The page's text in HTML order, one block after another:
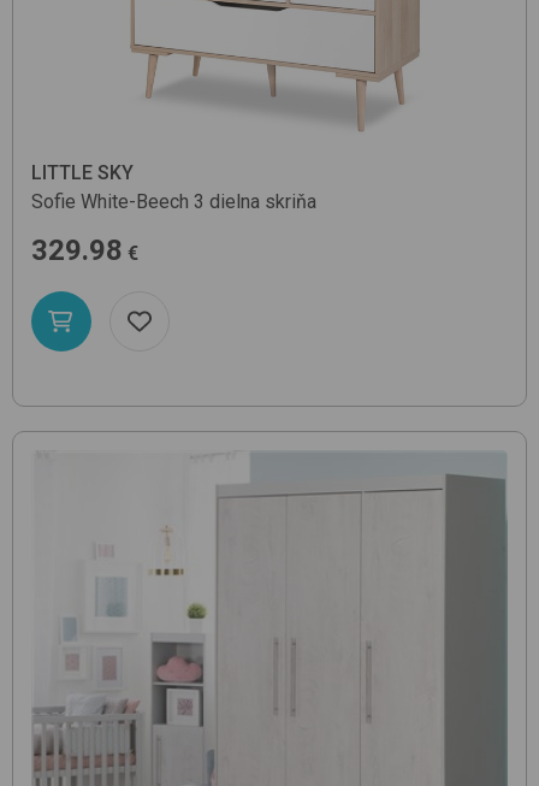
LITTLE SKY
Sofie White-Beech 3 dielna skriňa
329.98 €